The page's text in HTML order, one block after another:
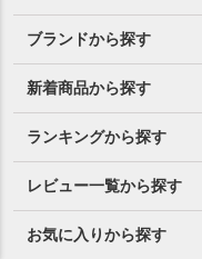
ブランドから探す
新着商品から探す
ランキングから探す
レビュー一覧から探す
お気に入りから探す